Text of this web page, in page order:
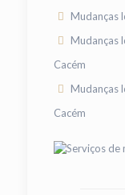
Mudanças
Mudanças
Cacém
Mudanças
Cacém